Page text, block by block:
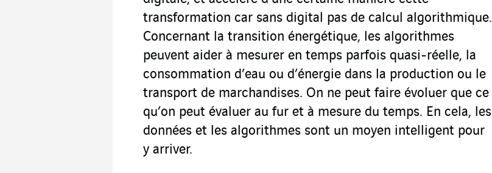
transformation car sans digital pas de calcul algorithmique.
Concernant la transition énergétique, les algorithmes
peuvent aider à mesurer en temps parfois quasi-réelle, la
consommation d’eau ou d’énergie dans la production ou le
transport de marchandises. On ne peut faire évoluer que ce
qu’on peut évaluer au fur et à mesure du temps. En cela, les
données et les algorithmes sont un moyen intelligent pour
y arriver.